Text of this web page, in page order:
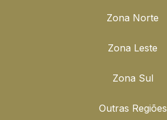
Zona Norte
Zona Leste
Zona Sul
Outras Regiões